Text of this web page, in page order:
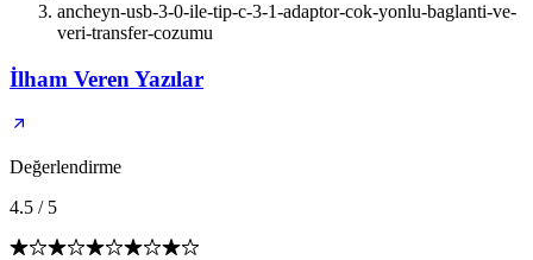
ancheyn-usb-3-0-ile-tip-c-3-1-adaptor-cok-yonlu-baglanti-ve-
veri-transfer-cozumu
İlham Veren Yazılar
Değerlendirme
4.5 / 5